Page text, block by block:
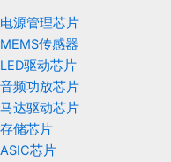
电源管理芯片
MEMS传感器
LED驱动芯片
音频功放芯片
马达驱动芯片
存储芯片
ASIC芯片